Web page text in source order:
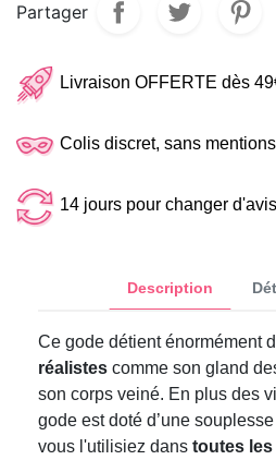
Partager
Livraison OFFERTE dès
Colis discret, sans mentions
14 jours pour changer d'avis
Description
Ce gode détient énormément
réalistes comme son gland
son corps veiné. En plus des
gode est doté d’une
vous l'utilisiez dans toutes